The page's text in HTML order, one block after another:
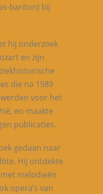
bariton) bij
hij onderzoek
en zijn
die na 1989
voor het
en maakte
publicaties.
gedaan naar
Hij ontdekte
melodieën
opera’s van